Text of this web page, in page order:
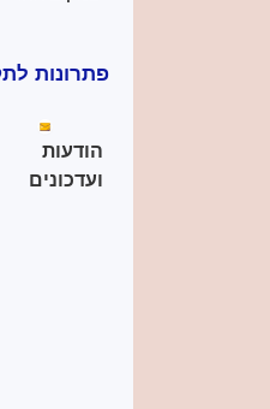
פתרונות
הודעות
ועדכונים